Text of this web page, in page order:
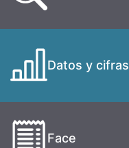
Datos y cifras
Face